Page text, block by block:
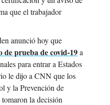
que el trabajador
prueba de covid-19 a
para entrar a Estados
le dijo a CNN que los
y la Prevención de
la decisión